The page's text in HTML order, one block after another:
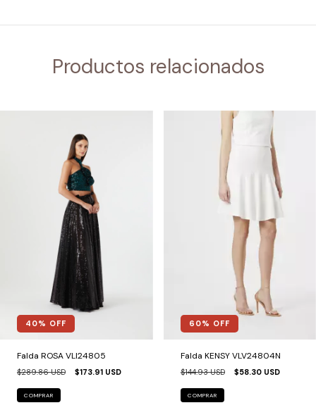
Productos relacionados
40% OFF
Falda ROSA VLI24805
$289.86 USD $173.91 USD
COMPRAR
60% OFF
Falda KENSY VLV24804N
$144.93 USD $58.30 USD
COMPRAR